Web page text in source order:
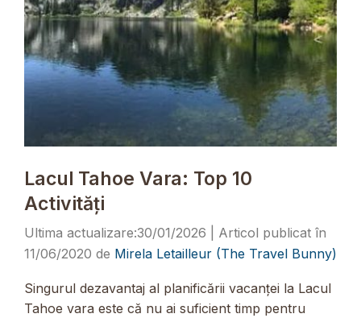
Lacul Tahoe Vara: Top 10
Activități
30/01/2026
11/06/2020 de Mirela Letailleur (The Travel Bunny)
Singurul dezavantaj al planificării vacanței la Lacul
Tahoe vara este că nu ai suficient timp pentru